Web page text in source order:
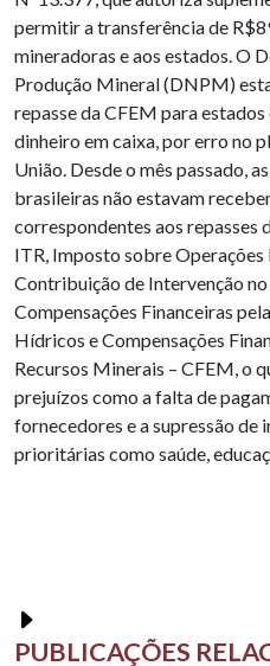
permitir a transferência de
mineradoras e aos estados. O
Produção Mineral (DNPM)
repasse da CFEM para
dinheiro em caixa, por erro no
União. Desde o mês passado,
brasileiras não estavam
correspondentes aos
ITR, Imposto sobre
Contribuição de Intervenção
Compensações Financeiras
Hídricos e Compensações
Recursos Minerais – CFEM, o
prejuízos como a falta de
fornecedores e a supressão de
prioritárias como saúde,
PUBLICAÇÕES